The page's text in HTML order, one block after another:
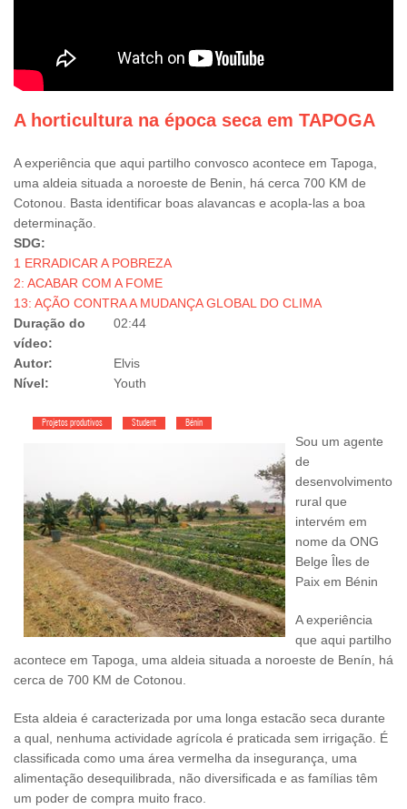
A horticultura na época seca em TAPOGA
A experiência que aqui partilho convosco acontece em Tapoga,
uma aldeia situada a noroeste de Benin, há cerca 700 KM de
Cotonou. Basta identificar boas alavancas e acopla-las a boa
determinação.
SDG:
1 ERRADICAR A POBREZA
2: ACABAR COM A FOME
13: AÇÃO CONTRA A MUDANÇA GLOBAL DO CLIMA
Duração do
vídeo:
02:44
Autor:
Elvis
Nível:
Youth
Projetos produtivos Student Bénin
Sou um agente
de
desenvolvimento
rural que
intervém em
nome da ONG
Belge Îles de
Paix em Bénin
A experiência
que aqui partilho
acontece em Tapoga, uma aldeia situada a noroeste de Benín, há
cerca de 700 KM de Cotonou.
Esta aldeia é caracterizada por uma longa estacão seca durante
a qual, nenhuma actividade agrícola é praticada sem irrigação. É
classificada como uma área vermelha da insegurança, uma
alimentação desequilibrada, não diversificada e as famílias têm
um poder de compra muito fraco.